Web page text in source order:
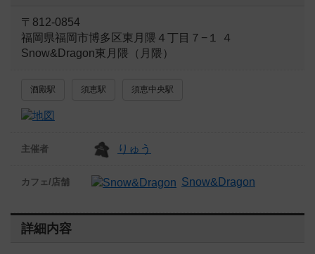
〒812-0854
福岡県福岡市博多区東月隈４丁目７−１ ４
Snow&Dragon東月隈（月隈）
酒殿駅 須恵駅 須恵中央駅
主催者 りゅう
カフェ/店舗 Snow&Dragon
詳細内容